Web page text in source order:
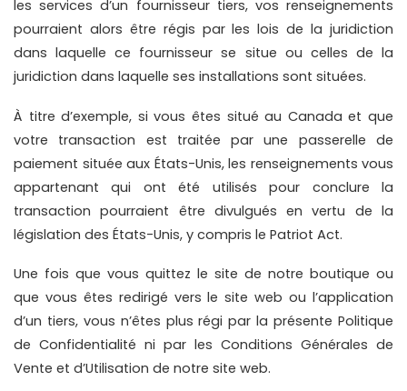
les services d’un fournisseur tiers, vos renseignements
pourraient alors être régis par les lois de la juridiction
dans laquelle ce fournisseur se situe ou celles de la
juridiction dans laquelle ses installations sont situées.
À titre d’exemple, si vous êtes situé au Canada et que
votre transaction est traitée par une passerelle de
paiement située aux États-Unis, les renseignements vous
appartenant qui ont été utilisés pour conclure la
transaction pourraient être divulgués en vertu de la
législation des États-Unis, y compris le Patriot Act.
Une fois que vous quittez le site de notre boutique ou
que vous êtes redirigé vers le site web ou l’application
d’un tiers, vous n’êtes plus régi par la présente Politique
de Confidentialité ni par les Conditions Générales de
Vente et d’Utilisation de notre site web.